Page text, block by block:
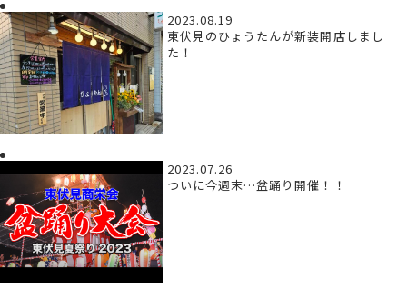
2023.08.19
東伏見のひょうたんが新装開店しまし
た！
2023.07.26
ついに今週末…盆踊り開催！！